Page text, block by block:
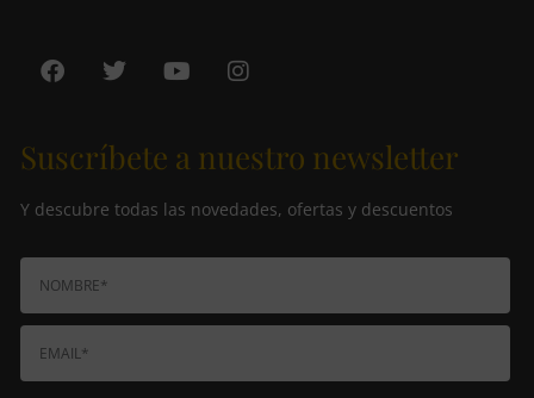
Suscríbete a nuestro newsletter
Y descubre todas las novedades, ofertas y descuentos